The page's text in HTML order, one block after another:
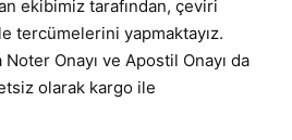
ekibimiz tarafından, çeviri
tercümelerini yapmaktayız.
Onayı ve Apostil Onayı da
olarak kargo ile